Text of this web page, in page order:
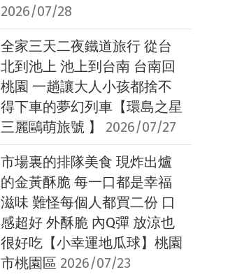
2026/07/28
全家三天二夜鐵道旅行 從台
北到池上 池上到台南 台南回
桃園 一趟讓大人小孩都捨不
得下車的夢幻列車【環島之星
三麗鷗萌旅號 】
2026/07/27
市場裏的排隊美食 現炸出爐
的金黃酥脆 每一口都是幸福
滋味 難怪每個人都買二份 口
感超好 外酥脆 內Q彈 放涼也
很好吃【小幸運地瓜球】桃園
市桃園區 2026/07/23